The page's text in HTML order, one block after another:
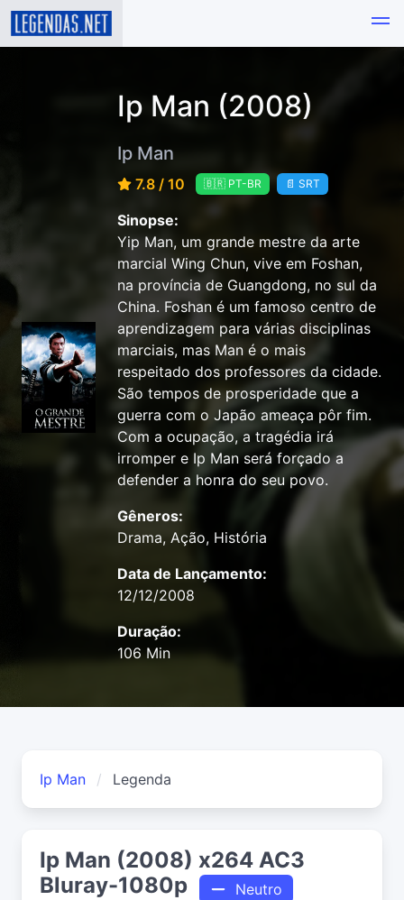
Ip Man (2008)
Ip Man
7.8 / 10 🇧🇷 PT-BR 📄 SRT
Sinopse:
Yip Man, um grande mestre da arte
marcial Wing Chun, vive em Foshan,
na província de Guangdong, no sul da
China. Foshan é um famoso centro de
aprendizagem para várias disciplinas
marciais, mas Man é o mais
respeitado dos professores da cidade.
São tempos de prosperidade que a
guerra com o Japão ameaça pôr fim.
Com a ocupação, a tragédia irá
irromper e Ip Man será forçado a
defender a honra do seu povo.
Gêneros:
Drama, Ação, História
Data de Lançamento:
12/12/2008
Duração:
106 Min
Ip Man Legenda
Ip Man (2008) x264 AC3
Bluray-1080p
Neutro